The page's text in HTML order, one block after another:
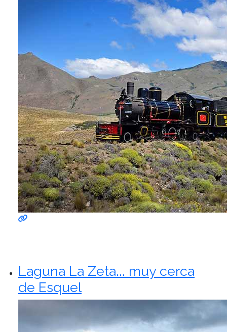
Laguna La Zeta... muy cerca
de Esquel